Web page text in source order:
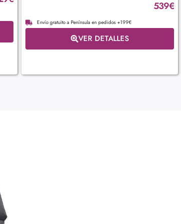
539€
Envío gratuito a Península en pedidos +199€
VER DETALLES